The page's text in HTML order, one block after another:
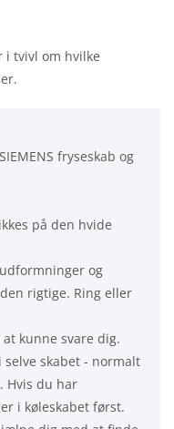
i tvivl om hvilke
fryseskab og
på den hvide
og
rigtige. Ring eller
kunne svare dig.
skabet - normalt
Hvis du har
i køleskabet først.